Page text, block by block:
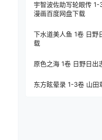
宇智波佐助写轮眼传
漫画百度网盘下载
下水道美人鱼 1卷 日野
载
原色之海 1卷 日野日出
东方眩晕录 1-3卷 山田